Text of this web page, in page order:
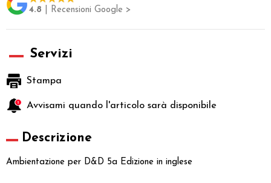
4.8 | Recensioni Google >
Servizi
Stampa
Avvisami quando l'articolo sarà disponibile
Descrizione
Ambientazione per D&D 5a Edizione in inglese